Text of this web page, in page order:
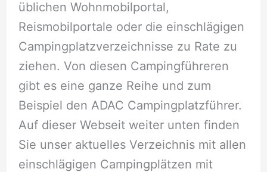
üblichen Wohnmobilportal,
Reismobilportale oder die einschlägigen
Campingplatzverzeichnisse zu Rate zu
ziehen. Von diesen Campingführeren
gibt es eine ganze Reihe und zum
Beispiel den ADAC Campingplatzführer.
Auf dieser Webseit weiter unten finden
Sie unser aktuelles Verzeichnis mit allen
einschlägigen Campingplätzen mit